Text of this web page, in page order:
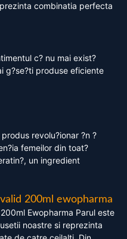
combinatia perfecta
c? nu mai exist?
g?se?ti produse eficiente
revolu?ionar ?n ?
femeilor din toat?
un ingredient
200ml ewopharma
Ewopharma Parul este
noastre si reprezinta